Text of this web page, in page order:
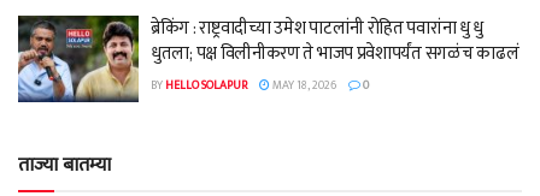
ब्रेकिंग : राष्ट्रवादीच्या उमेश पाटलांनी रोहित पवारांना धु धु
धुतला; पक्ष विलीनीकरण ते भाजप प्रवेशापर्यंत सगळंच काढलं
BYHELLO SOLAPUR MAY 18, 2026 0
ताज्या बातम्या